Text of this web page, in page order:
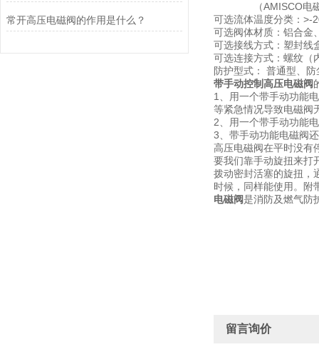
常开高压电磁阀的作用是什么？
（AMISCO电磁阀
可选流体温度分类：
可选阀体材质：铝合金
可选接线方式：塑封线
可选连接方式：螺纹（
防护型式： 普通型、
带手动控制高压电磁阀
1、用一个带手动功能
等紧急情况导致电磁阀
2、用一个带手动功能
3、带手动功能电磁阀
高压电磁阀在平时没有
要我们靠手动旋扭来打
拨动密封活塞的旋扭，
时候，同样能使用。附
电磁阀是消防及燃气防
留言询价